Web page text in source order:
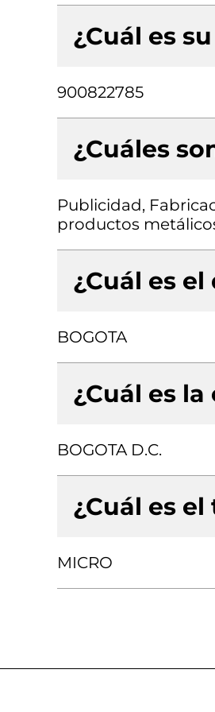
¿Cuál es
900822785
¿Cuáles
Publicidad,
productos
¿Cuál es
BOGOTA
¿Cuál es
BOGOTA D.C.
¿Cuál es
MICRO